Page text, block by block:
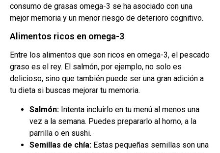
consumo de grasas omega-3 se ha asociado con una
mejor memoria y un menor riesgo de deterioro cognitivo.
Alimentos ricos en omega-3
Entre los alimentos que son ricos en omega-3, el pescado
graso es el rey. El salmón, por ejemplo, no solo es
delicioso, sino que también puede ser una gran adición a
tu dieta si buscas mejorar tu memoria.
Salmón: Intenta incluirlo en tu menú al menos una
vez a la semana. Puedes prepararlo al horno, a la
parrilla o en sushi.
Semillas de chía: Estas pequeñas semillas son una